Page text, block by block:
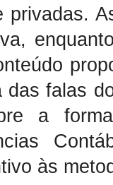
privadas.
das falas
a
às